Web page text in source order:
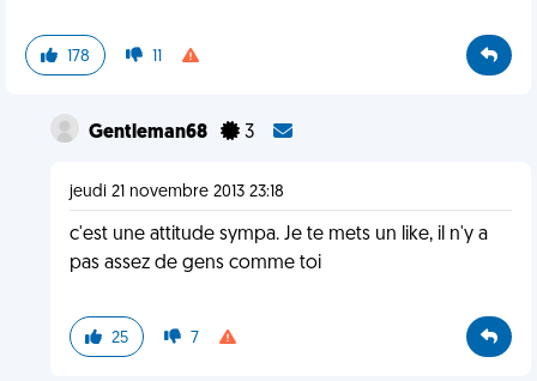
178 11
Gentleman68 3
jeudi 21 novembre 2013 23:18
c'est une attitude sympa. Je te mets un like, il n'y a
pas assez de gens comme toi
25 7